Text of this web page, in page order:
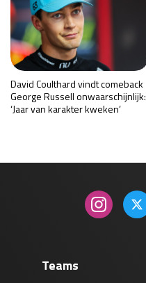
David Coulthard vindt comeback
George Russell onwaarschijnlijk:
‘Jaar van karakter kweken’
Teams